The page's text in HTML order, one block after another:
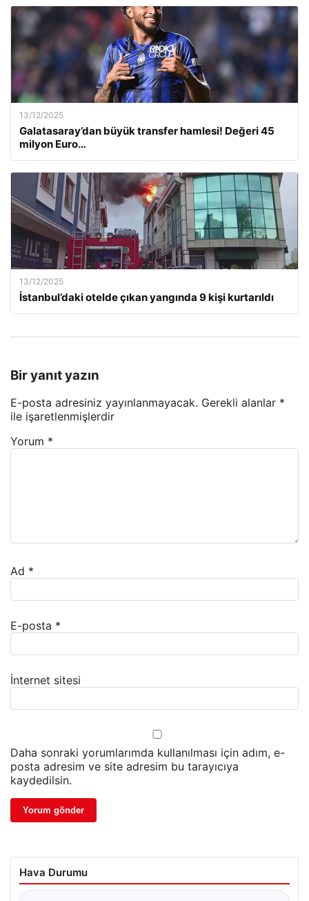
13/12/2025
Galatasaray’dan büyük transfer hamlesi! Değeri 45
milyon Euro…
13/12/2025
İstanbul’daki otelde çıkan yangında 9 kişi kurtarıldı
Bir yanıt yazın
E-posta adresiniz yayınlanmayacak. Gerekli alanlar *
ile işaretlenmişlerdir
Yorum *
Ad *
E-posta *
İnternet sitesi
Daha sonraki yorumlarımda kullanılması için adım, e-
posta adresim ve site adresim bu tarayıcıya
kaydedilsin.
Hava Durumu